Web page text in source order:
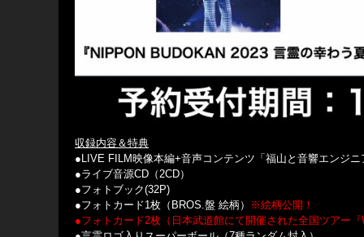
収録内容＆特典
●LIVE FILM映像本編+音声コンテンツ「福山と音響エンジ
●ライブ音源CD（2CD）
●フォトブック(32P)
●フォトカード1枚（BROS.盤 絵柄）
※絵柄公開！
●フォトカード2枚（日本武道館にて開催された全国ツアー